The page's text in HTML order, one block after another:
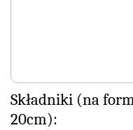
Składniki (na
20cm):